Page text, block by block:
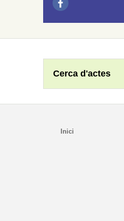
Cerca d'actes
Inici